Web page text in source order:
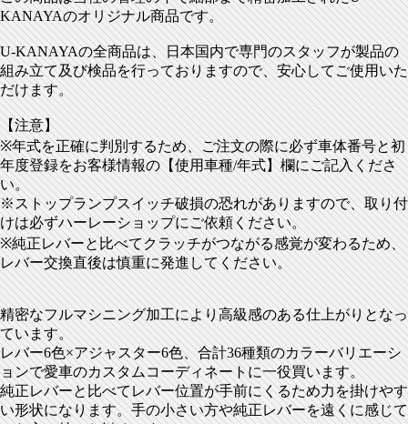
KANAYAのオリジナル商品です。
U-KANAYAの全商品は、日本国内で専門のスタッフが製品の
組み立て及び検品を行っておりますので、安心してご使用いた
だけます。
【注意】
※年式を正確に判別するため、ご注文の際に必ず車体番号と初
年度登録をお客様情報の【使用車種/年式】欄にご記入くださ
い。
※ストップランプスイッチ破損の恐れがありますので、取り付
けは必ずハーレーショップにご依頼ください。
※純正レバーと比べてクラッチがつながる感覚が変わるため、
レバー交換直後は慎重に発進してください。
精密なフルマシニング加工により高級感のある仕上がりとなっ
ています。
レバー6色×アジャスター6色、合計36種類のカラーバリエーシ
ョンで愛車のカスタムコーディネートに一役買います。
純正レバーと比べてレバー位置が手前にくるため力を掛けやす
い形状になります。手の小さい方や純正レバーを遠くに感じて